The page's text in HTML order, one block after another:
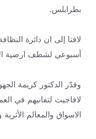
بطرابلس.
لافتا إلى ان دائرة
أسبوعي لشطف ارضية
وقدّر الدكتور كريمة
لافاجيت لتفانيهم في
الاسواق والمعالم الأثرية